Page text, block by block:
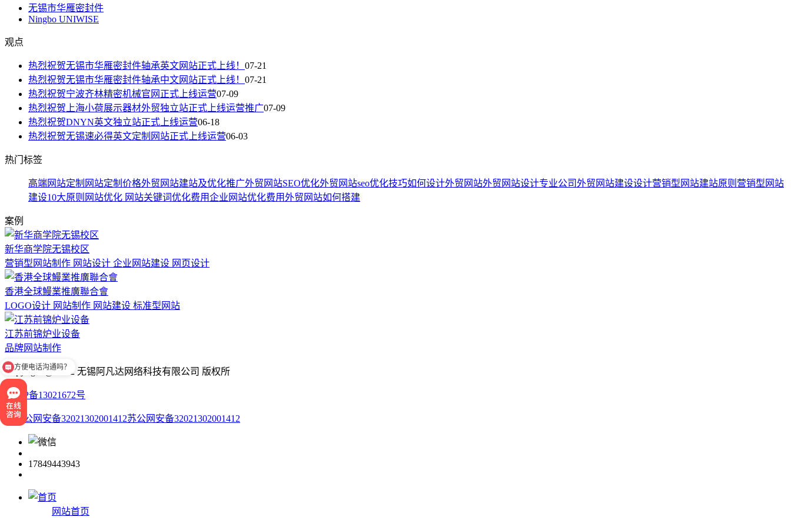
无锡市华雁密封件
Ningbo UNIWISE
观点
热烈祝贺无锡市华雁密封件轴承英文网站正式上线！ 07-21
热烈祝贺无锡市华雁密封件轴承中文网站正式上线！ 07-21
热烈祝贺宁波齐林精密机械官网正式上线运营07-09
热烈祝贺上海小荷展示器材外贸独立站正式上线运营推广07-09
热烈祝贺DNYN英文独立站正式上线运营06-18
热烈祝贺无锡速必得英文定制网站正式上线运营06-03
热门标签
高端网站定制 网站定制价格外贸网站建站及优化推广外贸网站SEO优化外贸网站seo优化技巧如何设计外贸网站外贸网站设计专业公司外贸网站建设设计营销型网站建站原则 营销型网站
建设10大原则 网站优化 网站关键词优化费用企业网站优化费用外贸网站如何搭建
案例
新华商学院无锡校区
营销型网站制作 网站设计 企业网站建设 网页设计
香港全球鰻業推廣聯合會
LOGO设计 网站制作 网站建设 标准型网站
江苏前锦炉业设备
品牌网站制作
Copyright @ 2012 无锡阿凡达网络科技有限公司 版权所
苏ICP备13021672号
苏公网安备32021302001412
17849443943
网站首页
方便电话沟通吗？